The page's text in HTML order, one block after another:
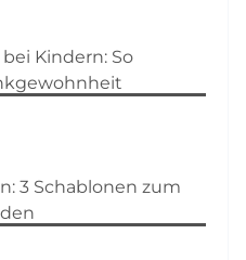
Kindern: So
3 Schablonen zum